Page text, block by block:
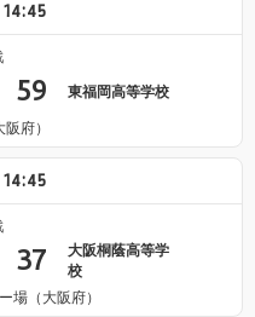
14:45
59 東福岡高等学校
府）
14:45
37
大阪桐蔭高等学
校
場（大阪府）